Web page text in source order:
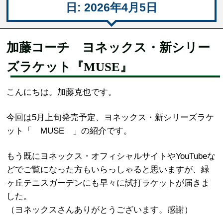
日: 2026年4月5日
加藤コーチ ヨネックス・新シリー
ズラケット『MUSE』
こんにちは。加藤克也です。
今回は5月上旬発売予定、ヨネックス・新シリーズラケ
ット「 MUSE 」の紹介です。
もう既にヨネックス・オフィシャルサイトやYouTubeな
どでご覧になった方もいらっしゃると思いますが、緑
ヶ丘テニスガーデンにも早々に試打ラケットが届きま
した。
（ヨネックスさんありがとうございます。感謝）